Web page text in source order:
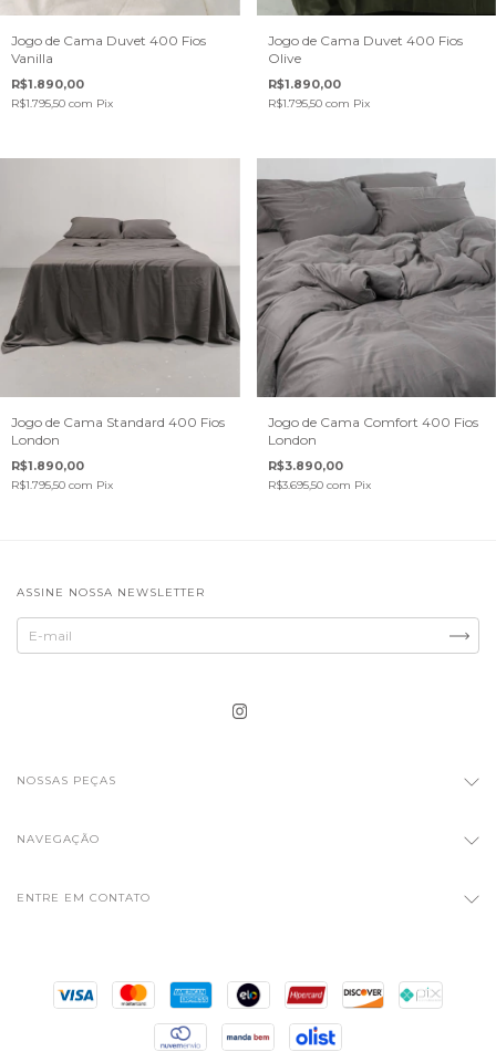
Jogo de Cama Duvet 400 Fios
Vanilla
R$1.890,00
R$1.795,50 com Pix
Jogo de Cama Duvet 400 Fios
Olive
R$1.890,00
R$1.795,50 com Pix
Jogo de Cama Standard 400 Fios
London
R$1.890,00
R$1.795,50 com Pix
Jogo de Cama Comfort 400 Fios
London
R$3.890,00
R$3.695,50 com Pix
ASSINE NOSSA NEWSLETTER
NOSSAS PEÇAS
NAVEGAÇÃO
ENTRE EM CONTATO